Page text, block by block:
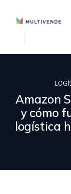
Amazon
y cómo
logística